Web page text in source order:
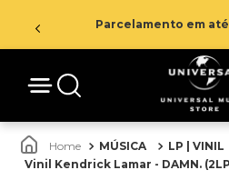
Parcelamento em até
MÚSICA LP | VINIL
Vinil Kendrick Lamar - DAMN.